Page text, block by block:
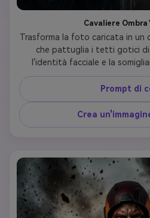
Cavaliere
Trasforma la foto caricata in un
che pattuglia i tetti gotici
l'identità facciale e la
tattica nera con un mantello
punta con ombre misteriose e
utilità. Posizione su una
che si affaccia su un
pioggia, preservando la
Prompt di
Crea